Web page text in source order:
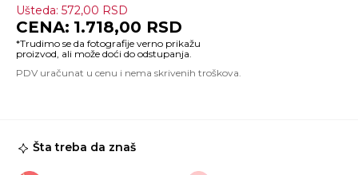
Ušteda: 572,00 RSD
1.718,00 RSD
Šta treba da znaš